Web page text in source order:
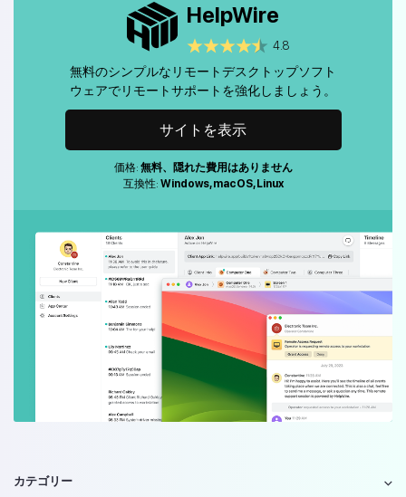
HelpWire
4.8
無料のシンプルなリモートデスクトップソフト
ウェアでリモートサポートを強化しましょう。
サイトを表示
価格: 無料、隠れた費用はありません
互換性: Windows, macOS, Linux
カテゴリー